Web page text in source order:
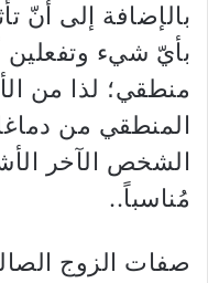
بالإضافة إلى أنّ
بأيّ شيء
منطقي؛ لذا من
المنطقي من
الشخص الآخر
مُناسباً..
صفات الزوج